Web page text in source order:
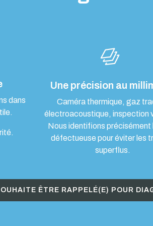
dans
Une précision au
Caméra thermique, gaz
électroacoustique, inspection
Nous identifions précisément
défectueuse pour éviter les
superflus.
ÊTRE RAPPELÉ(E) POUR